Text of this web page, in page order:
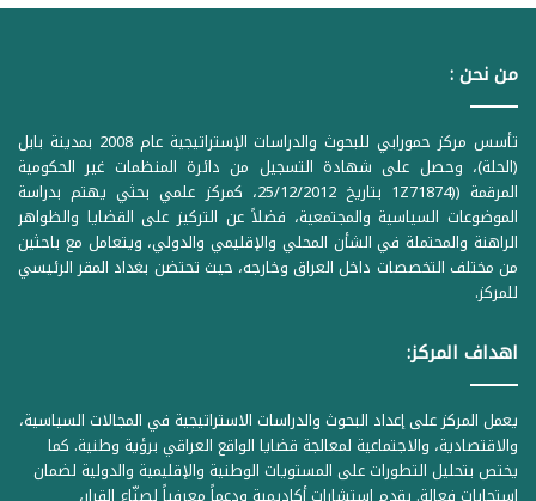
من نحن :
تأسس مركز حمورابي للبحوث والدراسات الإستراتيجية عام 2008 بمدينة بابل
(الحلة)، وحصل على شهادة التسجيل من دائرة المنظمات غير الحكومية
المرقمة ((1Z71874 بتاريخ 25/12/2012، كمركز علمي بحثي يهتم بدراسة
الموضوعات السياسية والمجتمعية، فضلاً عن التركيز على القضايا والظواهر
الراهنة والمحتملة في الشأن المحلي والإقليمي والدولي، ويتعامل مع باحثين
من مختلف التخصصات داخل العراق وخارجه، حيث تحتضن بغداد المقر الرئيسي
للمركز.
اهداف المركز:
يعمل المركز على إعداد البحوث والدراسات الاستراتيجية في المجالات السياسية،
والاقتصادية، والاجتماعية لمعالجة قضايا الواقع العراقي برؤية وطنية. كما
يختص بتحليل التطورات على المستويات الوطنية والإقليمية والدولية لضمان